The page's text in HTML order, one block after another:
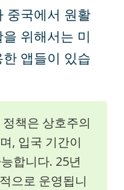
중국에서 원활
위해서는 미
앱들이 있습
책은 상호주의
, 입국 기간이
합니다. 25년
으로 운영됩니